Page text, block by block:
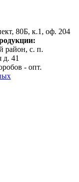
80Б, к.1, оф. 204
район, с. п.
д. 41
- опт.